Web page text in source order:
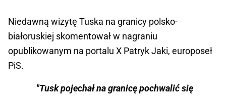
Niedawną wizytę Tuska na granicy polsko-
białoruskiej skomentował w nagraniu
opublikowanym na portalu X Patryk Jaki, europoseł
PiS.
"Tusk pojechał na granicę pochwalić się